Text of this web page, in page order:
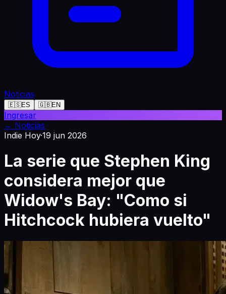
Noticias
🇪🇸ES 🇬🇧EN
Ingresar
← Noticias
Indie Hoy·19 jun 2026
La serie que Stephen King
considera mejor que
Widow's Bay: "Como si
Hitchcock hubiera vuelto"